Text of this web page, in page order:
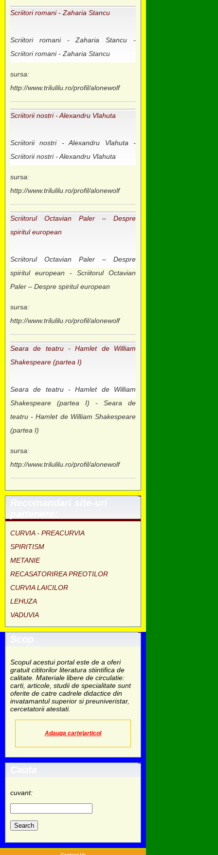
Scriitori romani - Zaharia Stancu
Scriitori romani - Zaharia Stancu -
Scriitori romani - Zaharia Stancu
sursa:
http://www.trilulilu.ro/profil/alonewolf
Scriitorii nostri - Alexandru Vlahuta
Scriitorii nostri - Alexandru Vlahuta -
Scriitorii nostri - Alexandru Vlahuta
sursa:
http://www.trilulilu.ro/profil/alonewolf
Scriitorul Octavian Paler – Despre
spiritul european
Scriitorul Octavian Paler – Despre
spiritul european - Scriitorul Octavian
Paler – Despre spiritul european
sursa:
http://www.trilulilu.ro/profil/alonewolf
Seara de teatru - Hamlet de William
Shakespeare (partea I)
Seara de teatru - Hamlet de William
Shakespeare (partea I) - Seara de
teatru - Hamlet de William Shakespeare
(partea I)
sursa:
http://www.trilulilu.ro/profil/alonewolf
Recomandari site-uri
CURVIA - PREACURVIA
SPIRITISM
METANIE
RECASATORIREA PREOTILOR
CURVIA LAICILOR
LEHUZA
VADUVIA
Scop
Scopul acestui portal este de a oferi
gratuit cititorilor literatura stiintifica de
calitate. Materiale libere de circulatie:
carti, articole, studii de specialitate sunt
oferite de catre cadrele didactice din
invatamantul superior si preuniveristar,
cercetatorii atestati.
Adauga carte|articol
Cauta
cuvant: